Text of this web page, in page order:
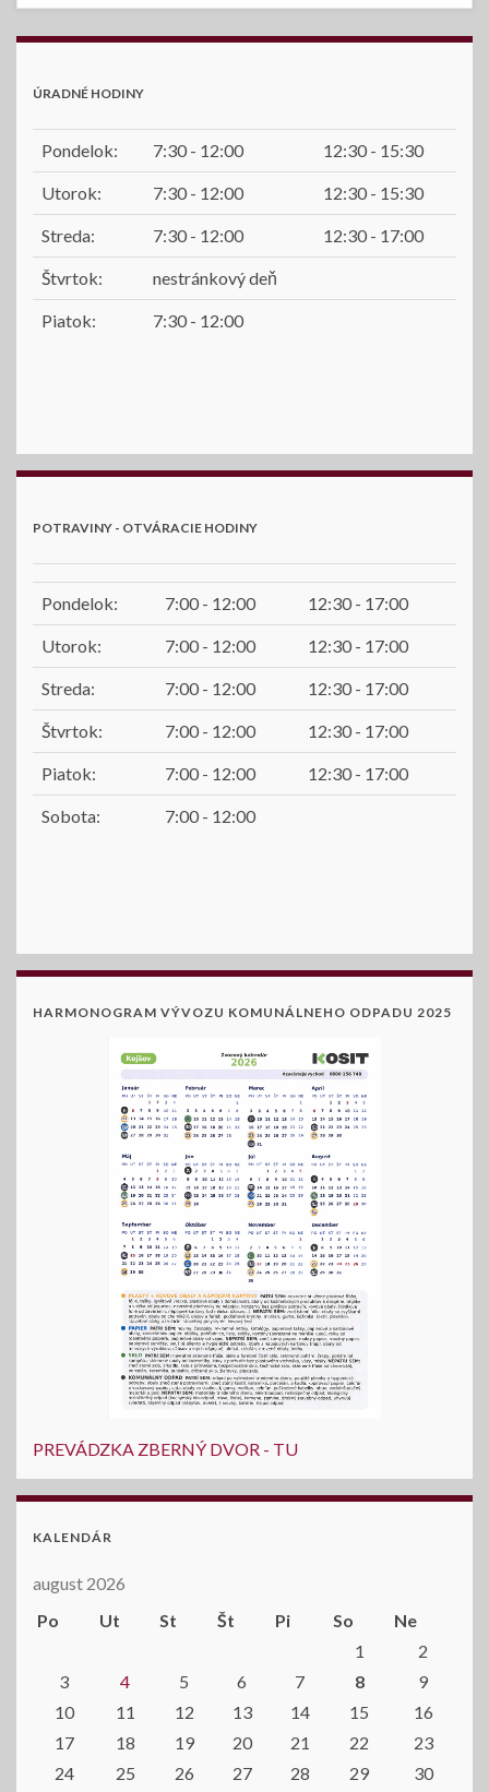
ÚRADNÉ HODINY
Pondelok: 7:30 - 12:00 12:30 - 15:30
Utorok: 7:30 - 12:00 12:30 - 15:30
Streda: 7:30 - 12:00 12:30 - 17:00
Štvrtok: nestránkový deň
Piatok: 7:30 - 12:00
POTRAVINY - OTVÁRACIE HODINY
Pondelok: 7:00 - 12:00 12:30 - 17:00
Utorok: 7:00 - 12:00 12:30 - 17:00
Streda: 7:00 - 12:00 12:30 - 17:00
Štvrtok: 7:00 - 12:00 12:30 - 17:00
Piatok: 7:00 - 12:00 12:30 - 17:00
Sobota: 7:00 - 12:00
HARMONOGRAM VÝVOZU KOMUNÁLNEHO ODPADU 2025
PREVÁDZKA ZBERNÝ DVOR - TU
KALENDÁR
august 2026
Po
Ut St Št Pi So
Ne
1
2
3
4 5 6 7 8
9
10
11 12 13 14 15
16
17
18 19 20 21 22
23
24
25 26 27 28 29 30